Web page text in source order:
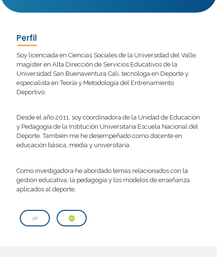
Perfil
Soy licenciada en Ciencias Sociales de la Universidad del Valle,
magíster en Alta Dirección de Servicios Educativos de la
Universidad San Buenaventura Cali, tecnóloga en Deporte y
especialista en Teoría y Metodología del Entrenamiento
Deportivo.
Desde el año 2011, soy coordinadora de la Unidad de Educación
y Pedagogía de la Institución Universitaria Escuela Nacional del
Deporte. También me he desempeñado como docente en
educación básica, media y universitaria.
Como investigadora he abordado temas relacionados con la
gestión educativa, la pedagogía y los modelos de enseñanza
aplicados al deporte.